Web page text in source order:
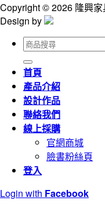
Copyright © 2026 隆興
Design by
搜
尋
關
鍵
字:
首頁
產品介紹
設計作品
聯絡我們
線上採購
官網商城
臉書粉絲頁
登入
Login with Facebook